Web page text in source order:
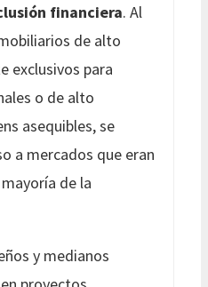
financiera. Al
de alto
exclusivos para
o de alto
asequibles, se
a mercados que eran
de la
y medianos